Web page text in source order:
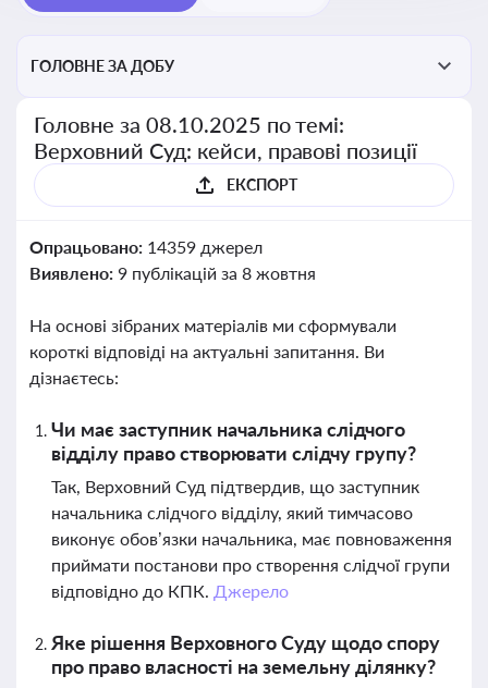
ГОЛОВНЕ ЗА ДОБУ
Головне за 08.10.2025 по темі:
Верховний Суд: кейси, правові позиції
ЕКСПОРТ
Опрацьовано: 14359 джерел
Виявлено: 9 публікацій за 8 жовтня
На основі зібраних матеріалів ми сформували
короткі відповіді на актуальні запитання. Ви
дізнаєтесь:
Чи має заступник начальника слідчого
відділу право створювати слідчу групу?
Так, Верховний Суд підтвердив, що заступник
начальника слідчого відділу, який тимчасово
виконує обов’язки начальника, має повноваження
приймати постанови про створення слідчої групи
відповідно до КПК. Джерело
Яке рішення Верховного Суду щодо спору
про право власності на земельну ділянку?